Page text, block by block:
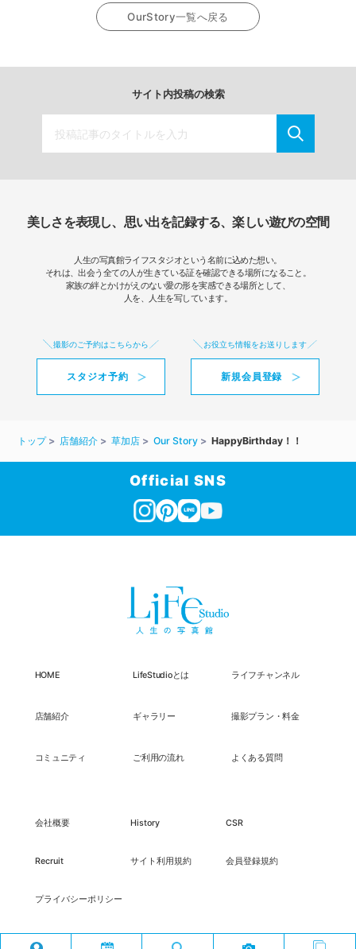
OurStory一覧へ戻る
サイト内投稿の検索
美しさを表現し、思い出を記録する、楽しい遊びの空間
人生の写真館ライフスタジオという名前に込めた想い。
それは、出会う全ての人が生きている証を確認できる場所になること。
家族の絆とかけがえのない愛の形を実感できる場所として、
人を、人生を写しています。
撮影のご予約はこちらから
スタジオ予約
お役立ち情報をお送りします
新規会員登録
トップ 店舗紹介 草加店 Our Story HappyBirthday！！
Official SNS
HOME LifeStudioとは ライフチャンネル
店舗紹介 ギャラリー 撮影プラン・料金
コミュニティ ご利用の流れ よくある質問
会社概要 History CSR
Recruit サイト利用規約 会員登録規約
プライバシーポリシー